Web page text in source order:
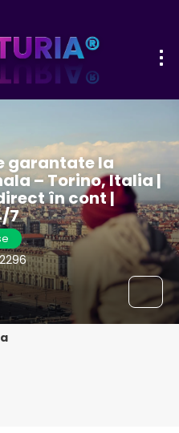
garantate la
– Torino, Italia |
în cont |
7